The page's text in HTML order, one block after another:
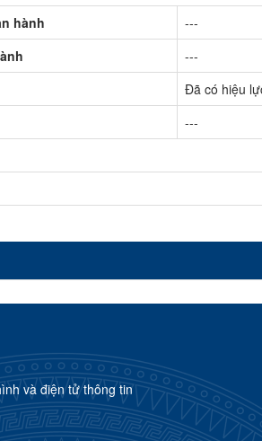
hành
---
---
Đã có hiệu
---
và điện tử thông tin